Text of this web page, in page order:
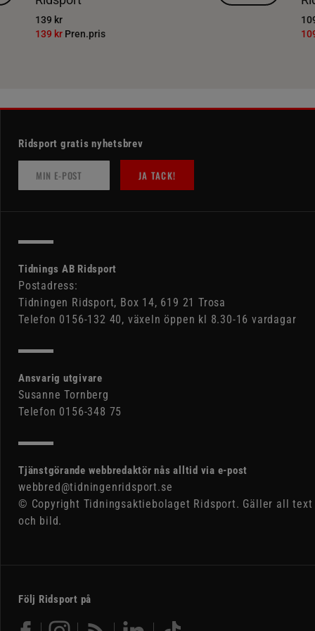
139 kr
139 kr Pren.pris
Ridsport gratis nyhetsbrev
JA TACK!
Tidnings AB Ridsport
Postadress:
Tidningen Ridsport, Box 14, 619 21 Trosa
Telefon 0156-132 40, växeln öppen kl 8.30-16 vardagar
Ansvarig utgivare
Susanne Tornberg
Telefon 0156-348 75
Tjänstgörande webbredaktör nås alltid via e-post
webbred@tidningenridsport.se
© Copyright Tidningsaktiebolaget Ridsport. Gäller all text
och bild.
Följ Ridsport på